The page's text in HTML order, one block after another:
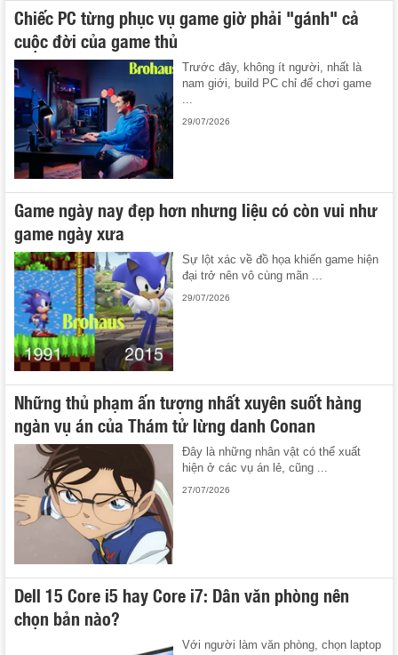
Chiếc PC từng phục vụ game giờ phải "gánh" cả
cuộc đời của game thủ
Trước đây, không ít người, nhất là
nam giới, build PC chỉ để chơi game
29/07/2026
Game ngày nay đẹp hơn nhưng liệu có còn vui như
game ngày xưa
Sự lột xác về đồ họa khiến game hiện
đại trở nên vô cùng mãn ...
29/07/2026
Những thủ phạm ấn tượng nhất xuyên suốt hàng
ngàn vụ án của Thám tử lừng danh Conan
Đây là những nhân vật có thể xuất
hiện ở các vụ án lẻ, cũng ...
27/07/2026
Dell 15 Core i5 hay Core i7: Dân văn phòng nên
chọn bản nào?
Với người làm văn phòng, chọn laptop